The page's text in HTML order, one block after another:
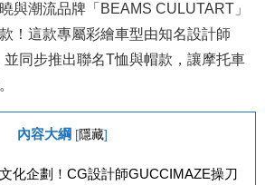
與潮流品牌「BEAMS CULUTART」
！這款專屬彩繪車型由知名設計師
並同步推出聯名T恤與帽款，讓摩托車
內容大綱 [隱藏]
化企劃！CG設計師GUCCIMAZE操刀